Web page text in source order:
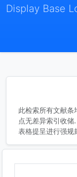
Display Base
此检索所有文献条
点无差异索引收
表格提呈进行强规